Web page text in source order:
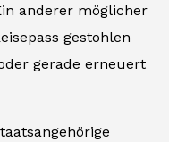
anderer möglicher
gestohlen
gerade erneuert